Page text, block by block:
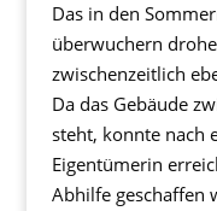
Das in den
überwuchern
zwischenzeitlich
Da das Gebäude
steht, konnte nach
Eigentümerin
Abhilfe geschaffen